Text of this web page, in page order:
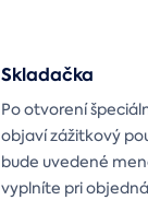
Skladačka
Po otvorení
objaví zážitkový
bude uvedené
vyplníte pri